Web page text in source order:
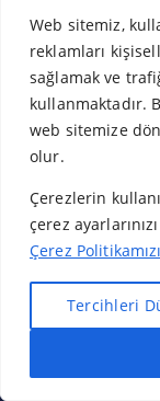
Web sitemiz,
reklamları
sağlamak ve
kullanmaktadır.
web sitemize
olur.
Çerezlerin
çerez
Çerez Politikamızı
Tercihleri
Hızlı